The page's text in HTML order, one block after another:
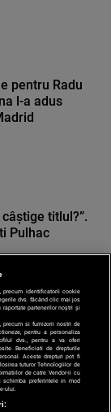
pentru Radu
l-a adus
titlul?”.
Pulhac
precum identificatorii cookie
dvs. făcând clic mai jos
partenerilor noștri și
precum si furnizorii nostri de
pentru a personaliza
dvs., pentru a va oferi
Beneficiati de drepturile
Aceste drepturi pot fi
tuturor Tehnologiilor de
de catre Vendor-ii cu
schimba preferintele in mod
ului.